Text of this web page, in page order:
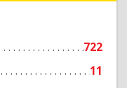
722
11
Подробнее